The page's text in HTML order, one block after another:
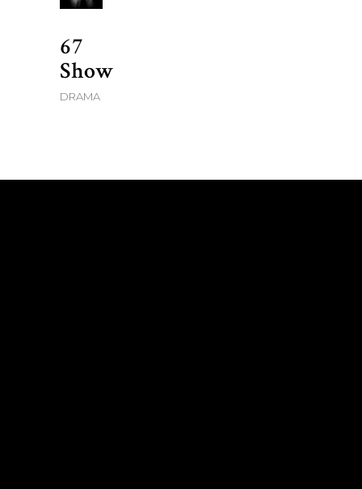
67
Show
DRAMA